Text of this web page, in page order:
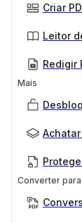
Criar
Leitor
Redigir
Mais
Achatar
Converter para